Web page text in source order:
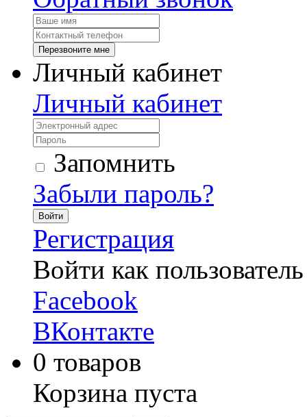
Перезвоните мне
Личный кабинет
Личный кабинет
Запомнить
Забыли пароль?
Войти
Регистрация
Войти как пользователь
Facebook
ВКонтакте
0 товаров
Корзина пуста